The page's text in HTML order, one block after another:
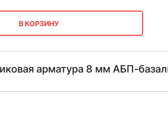
В КОРЗИНУ
арматура 8 мм АБП-